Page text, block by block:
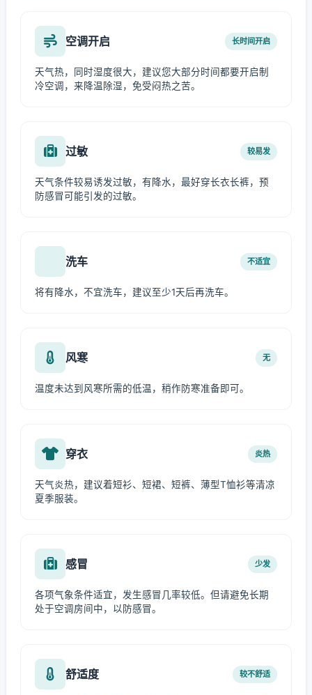
空调开启 长时间开启
天气热，同时湿度很大，建议您大部分时间都要开启制
冷空调，来降温除湿，免受闷热之苦。
过敏 较易发
天气条件较易诱发过敏，有降水，最好穿长衣长裤，预
防感冒可能引发的过敏。
洗车 不适宜
将有降水，不宜洗车，建议至少1天后再洗车。
风寒 无
温度未达到风寒所需的低温，稍作防寒准备即可。
穿衣 炎热
天气炎热，建议着短衫、短裙、短裤、薄型T恤衫等清凉
夏季服装。
感冒 少发
各项气象条件适宜，发生感冒几率较低。但请避免长期
处于空调房间中，以防感冒。
舒适度 较不舒适